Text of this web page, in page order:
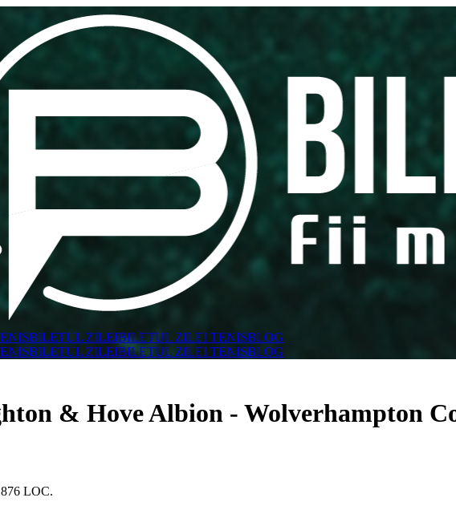
BILETUL ZILEIBILETUL ZILEI TENISBLOG
BILETUL ZILEIBILETUL ZILEI TENISBLOG
& Hove Albion - Wolverhampton
LOC.